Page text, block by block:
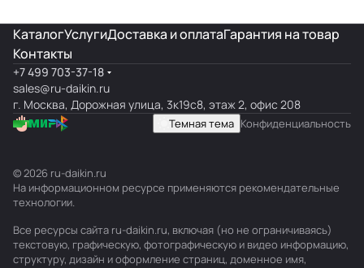
КаталогУслугиДоставка и оплатаГарантия на товар
Контакты
+7 499 703-37-18
sales@ru-daikin.ru
г. Москва, Дорожная улица, 3к19с8, этаж 2, офис 208
Темная тема Конфиденциальность
© 2026 ru-daikin.ru
На информационном ресурсе применяются рекомендательные
технологии.
Все ресурсы сайта ru-daikin.ru, включая (но не ограничиваясь)
текстовую, графическую, фотографическую и видео информацию,
структуру, дизайн и оформление страниц, доменное имя,